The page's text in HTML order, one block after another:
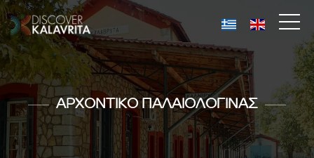
ΑΡΧΟΝΤΙΚΟ ΠΑΛΑΙΟΛΟΓΙΝΑΣ